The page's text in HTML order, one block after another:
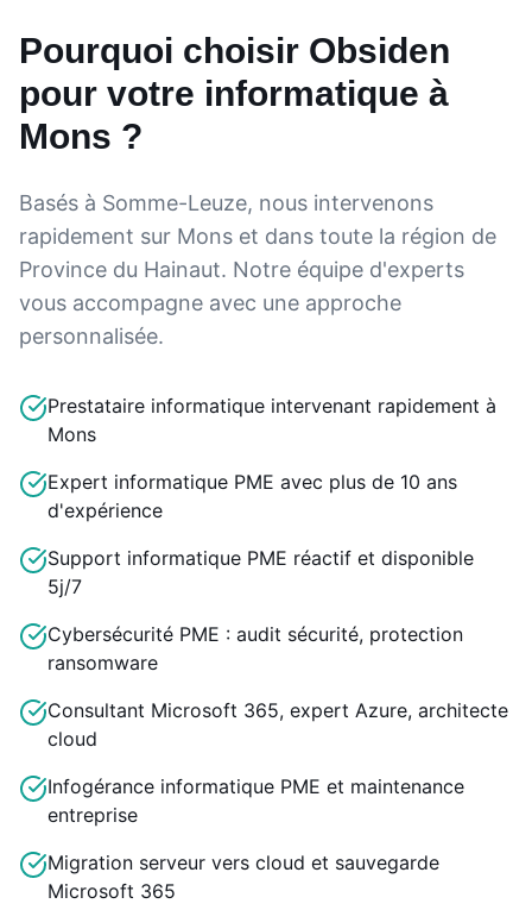
Pourquoi choisir Obsiden
pour votre informatique à
Mons ?
Basés à Somme-Leuze, nous intervenons
rapidement sur Mons et dans toute la région de
Province du Hainaut. Notre équipe d'experts
vous accompagne avec une approche
personnalisée.
Prestataire informatique intervenant rapidement à
Mons
Expert informatique PME avec plus de 10 ans
d'expérience
Support informatique PME réactif et disponible
5j/7
Cybersécurité PME : audit sécurité, protection
ransomware
Consultant Microsoft 365, expert Azure, architecte
cloud
Infogérance informatique PME et maintenance
entreprise
Migration serveur vers cloud et sauvegarde
Microsoft 365